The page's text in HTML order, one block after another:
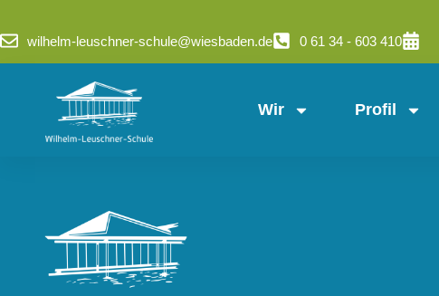
wilhelm-leuschner-schule@wiesbaden.de 0 61 34 - 603 410
Wir Profil